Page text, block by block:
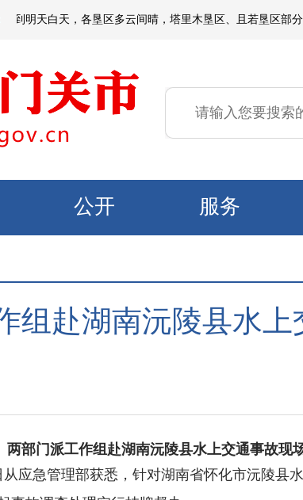
间到明天白天，各垦区多云间晴，塔里木垦区、且若垦区部
公开 服务
组赴湖南沅陵县水上
两部门派工作组赴湖南沅陵县水上交通事故现
应急管理部获悉，针对湖南省怀化市沅陵县